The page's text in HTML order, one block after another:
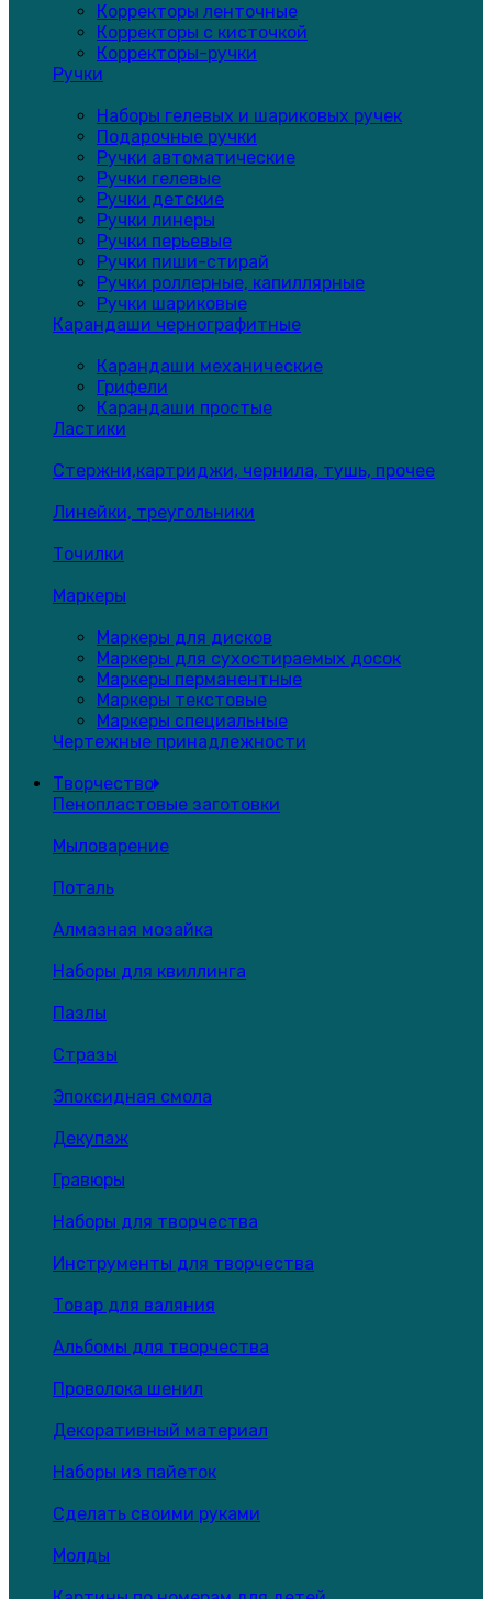
Корректоры ленточные
Корректоры с кисточкой
Корректоры-ручки
Ручки
Наборы гелевых и шариковых ручек
Подарочные ручки
Ручки автоматические
Ручки гелевые
Ручки детские
Ручки линеры
Ручки перьевые
Ручки пиши-стирай
Ручки роллерные, капиллярные
Ручки шариковые
Карандаши чернографитные
Карандаши механические
Грифели
Карандаши простые
Ластики
Стержни,картриджи, чернила, тушь, прочее
Линейки, треугольники
Точилки
Маркеры
Маркеры для дисков
Маркеры для сухостираемых досок
Маркеры перманентные
Маркеры текстовые
Маркеры специальные
Чертежные принадлежности
Творчество
Пенопластовые заготовки
Мыловарение
Поталь
Алмазная мозайка
Наборы для квиллинга
Пазлы
Стразы
Эпоксидная смола
Декупаж
Гравюры
Наборы для творчества
Инструменты для творчества
Товар для валяния
Альбомы для творчества
Проволока шенил
Декоративный материал
Наборы из пайеток
Сделать своими руками
Молды